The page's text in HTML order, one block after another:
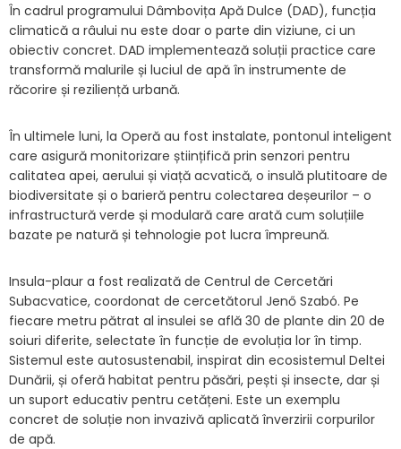
În cadrul programului Dâmbovița Apă Dulce (DAD), funcția
climatică a râului nu este doar o parte din viziune, ci un
obiectiv concret. DAD implementează soluții practice care
transformă malurile și luciul de apă în instrumente de
răcorire și reziliență urbană.
În ultimele luni, la Operă au fost instalate, pontonul inteligent
care asigură monitorizare științifică prin senzori pentru
calitatea apei, aerului și viață acvatică, o insulă plutitoare de
biodiversitate și o barieră pentru colectarea deșeurilor – o
infrastructură verde și modulară care arată cum soluțiile
bazate pe natură și tehnologie pot lucra împreună.
Insula-plaur a fost realizată de Centrul de Cercetări
Subacvatice, coordonat de cercetătorul Jenő Szabó. Pe
fiecare metru pătrat al insulei se află 30 de plante din 20 de
soiuri diferite, selectate în funcție de evoluția lor în timp.
Sistemul este autosustenabil, inspirat din ecosistemul Deltei
Dunării, și oferă habitat pentru păsări, pești și insecte, dar și
un suport educativ pentru cetățeni. Este un exemplu
concret de soluție non invazivă aplicată înverzirii corpurilor
de apă.